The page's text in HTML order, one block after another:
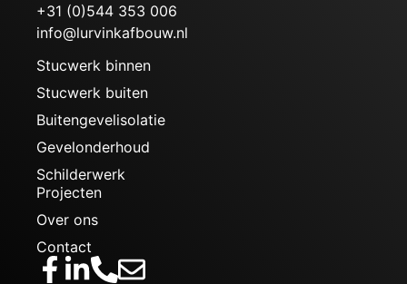
+31 (0)544 353 006
info@lurvinkafbouw.nl
Stucwerk binnen
Stucwerk buiten
Buitengevelisolatie
Gevelonderhoud
Schilderwerk
Projecten
Over ons
Contact